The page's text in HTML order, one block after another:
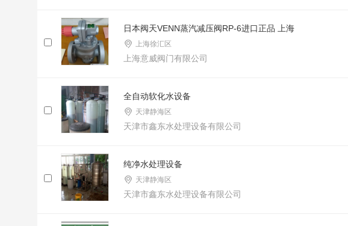
—游戏专用
日本阀天VENN蒸汽减压阀RP-6进口正品 上海
上海徐汇区
上海意威阀门有限公司
全自动软化水设备
天津静海区
天津市鑫东水处理设备有限公司
纯净水处理设备
天津静海区
天津市鑫东水处理设备有限公司